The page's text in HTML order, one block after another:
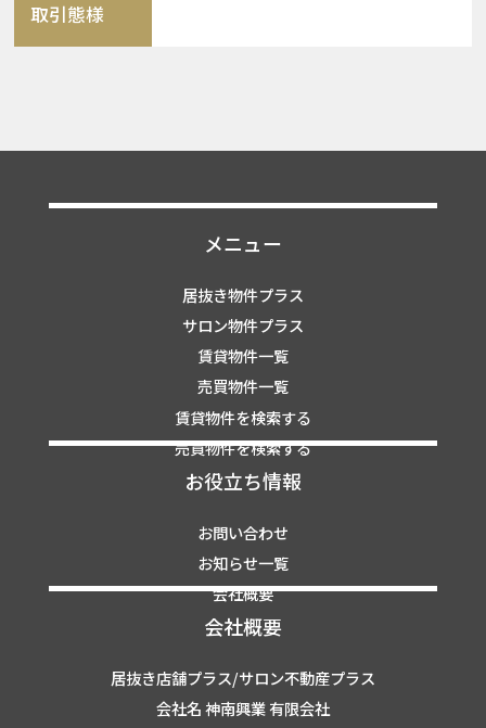
取引態様
メニュー
居抜き物件プラス
サロン物件プラス
賃貸物件一覧
売買物件一覧
賃貸物件を検索する
売買物件を検索する
お役立ち情報
お問い合わせ
お知らせ一覧
会社概要
会社概要
居抜き店舗プラス/サロン不動産プラス
会社名 神南興業 有限会社